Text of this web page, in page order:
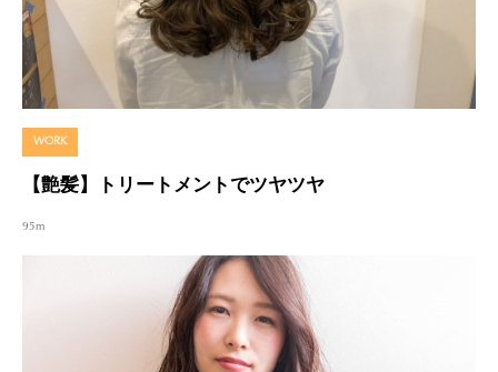
WORK
【艶髪】トリートメントでツヤツヤ
95m